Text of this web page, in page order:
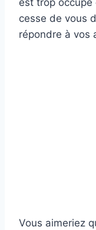
est trop occupé
cesse de vous
répondre à vos
Vous aimeriez